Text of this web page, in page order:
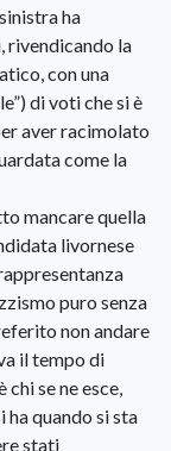
ha
rivendicando la
con una
di voti che si è
aver racimolato
come la
mancare quella
livornese
puro senza
non andare
il tempo di
se ne esce,
ha quando si sta
stati